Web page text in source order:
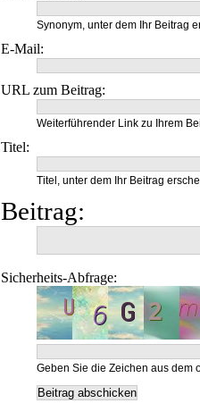
Synonym, unter dem Ihr Beitrag
E-Mail:
URL zum Beitrag:
Weiterführender Link zu Ihrem
Titel:
Titel, unter dem Ihr Beitrag
Beitrag:
Sicherheits-Abfrage:
Geben Sie die Zeichen aus dem